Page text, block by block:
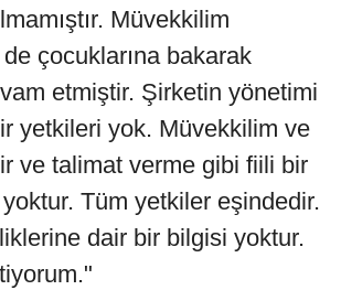
Müvekkilim
çocuklarına bakarak
etmiştir. Şirketin yönetimi
yetkileri yok. Müvekkilim ve
ve talimat verme gibi fiili bir
yoktur. Tüm yetkiler eşindedir.
dair bir bilgisi yoktur.